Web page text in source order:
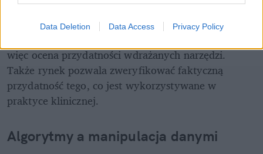
Data Deletion Data Access Privacy Policy
więc ocena przydatności wdrażanych narzędzi.
Także rynek pozwala zweryfikować faktyczną
przydatność tego, co jest wykorzystywane w
praktyce klinicznej.
Algorytmy a manipulacja danymi